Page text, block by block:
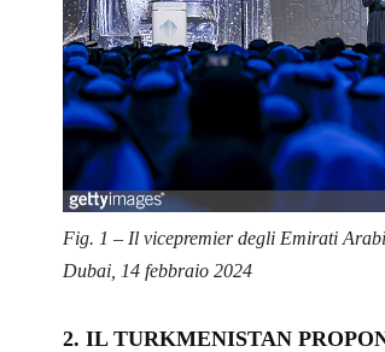
Fig. 1 – Il vicepremier degli Emirati
Dubai, 14 febbraio 2024
2. IL TURKMENISTAN